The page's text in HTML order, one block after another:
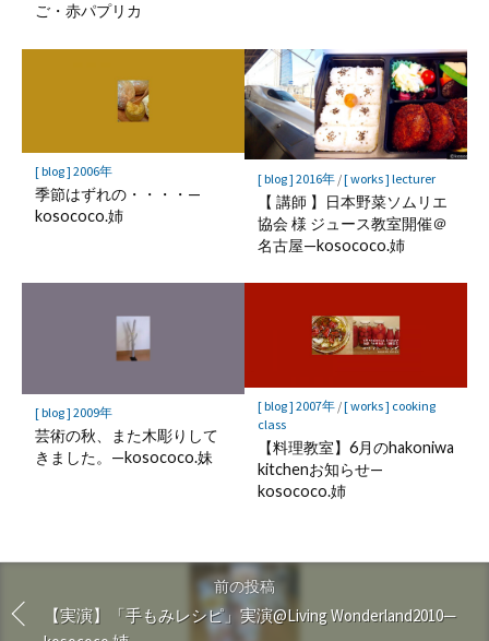
ご・赤パプリカ
[ blog ] 2006年
季節はずれの・・・・—
kosococo.姉
[ blog ] 2016年/[ works ] lecturer
【 講師 】日本野菜ソムリエ
協会 様 ジュース教室開催＠
名古屋—kosococo.姉
[ blog ] 2009年
芸術の秋、また木彫りして
きました。—kosococo.妹
[ blog ] 2007年/[ works ] cooking
class
【料理教室】6月のhakoniwa
kitchenお知らせ—
kosococo.姉
前の投稿
【実演】「手もみレシピ」実演@Living Wonderland2010—